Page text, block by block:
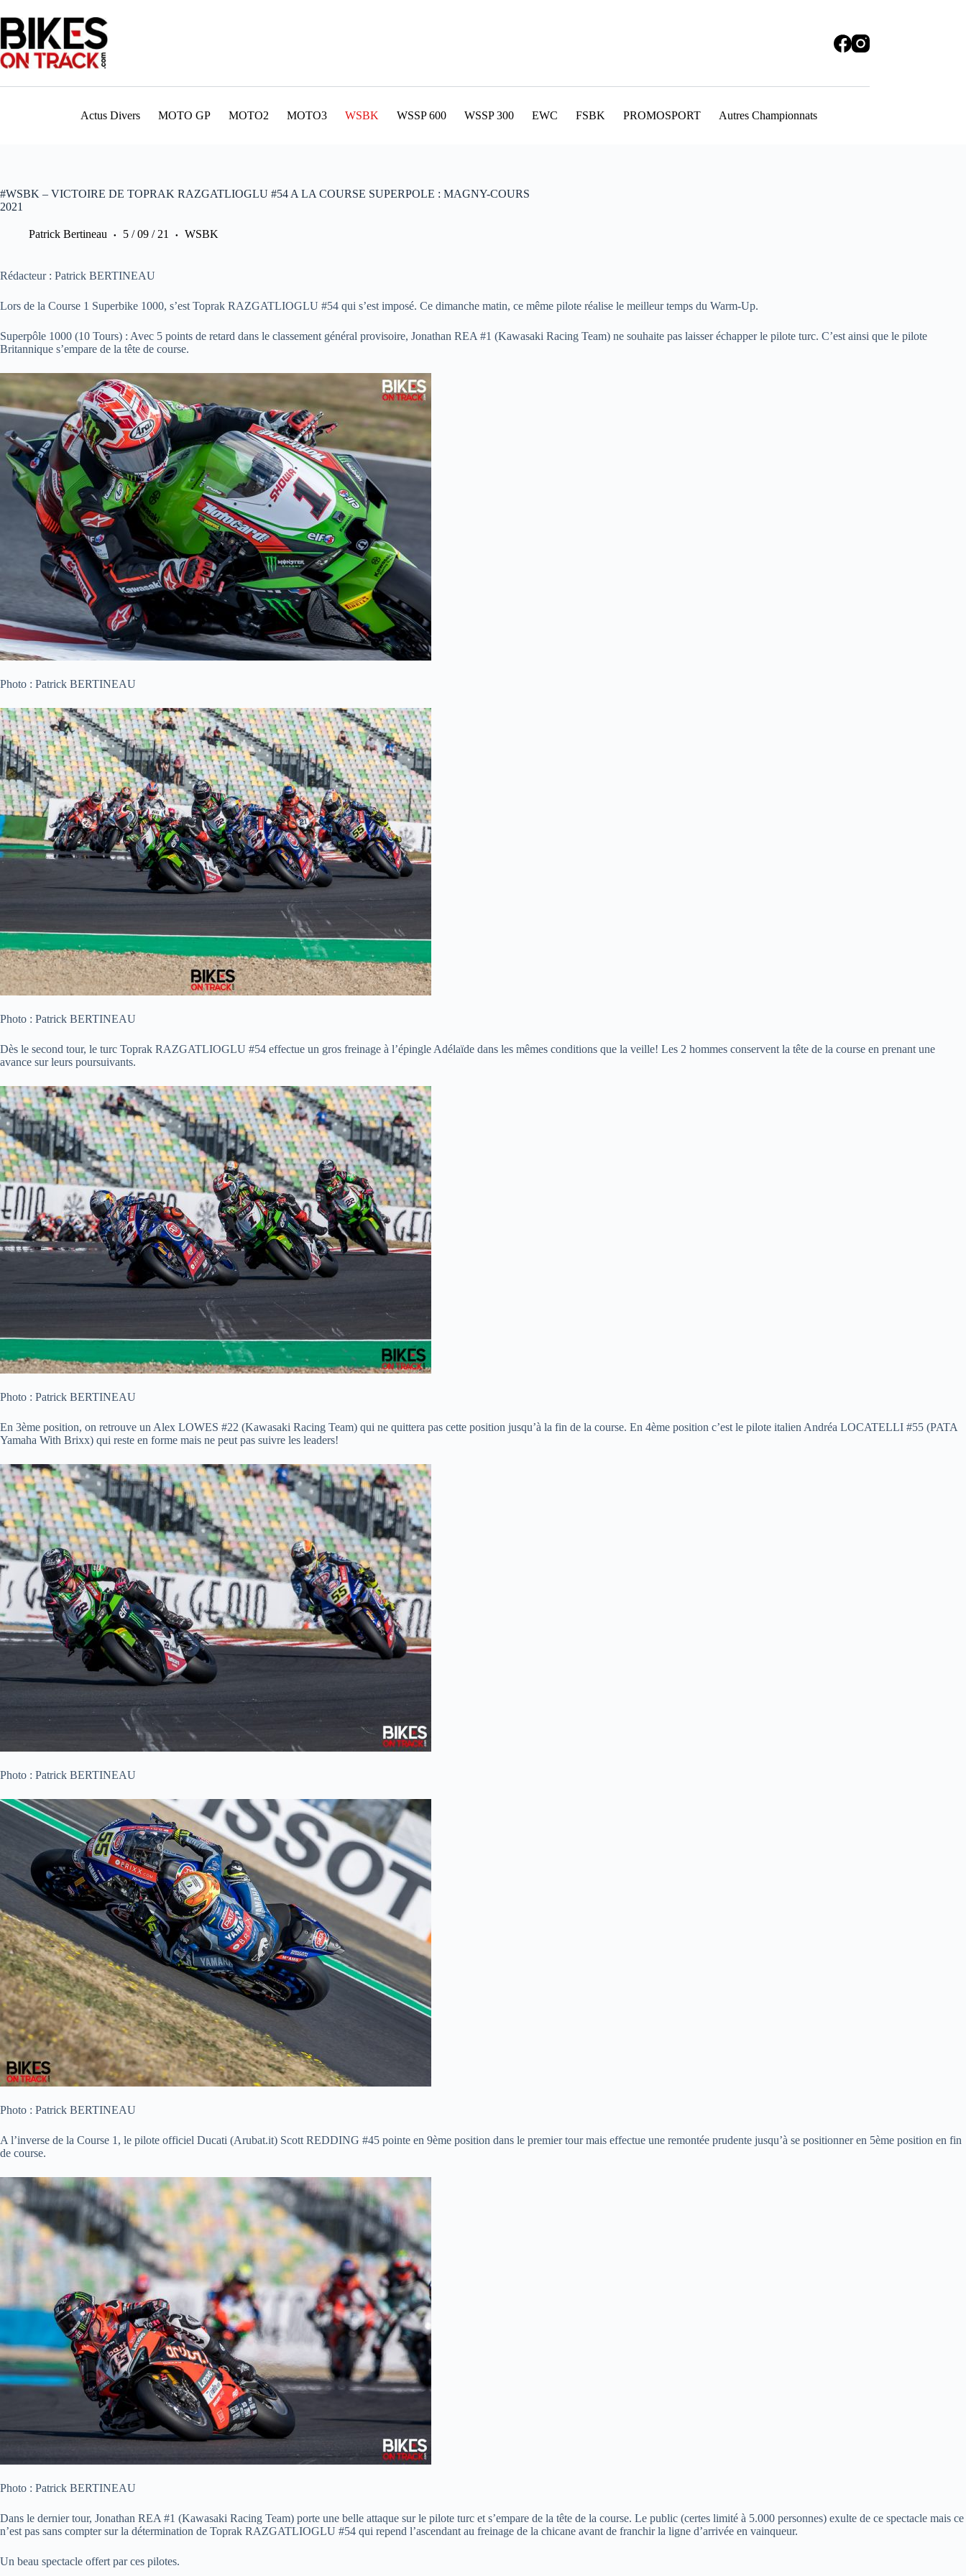
au
contenu
Actus Divers MOTO GP MOTO2 MOTO3 WSBK WSSP 600 WSSP 300 EWC FSBK PROMOSPORT Autres Championnats
#WSBK – VICTOIRE DE TOPRAK RAZGATLIOGLU #54 A LA COURSE SUPERPOLE : MAGNY-COURS
2021
Patrick Bertineau 5 / 09 / 21 WSBK
Rédacteur : Patrick BERTINEAU
Lors de la Course 1 Superbike 1000, s’est Toprak RAZGATLIOGLU #54 qui s’est imposé. Ce dimanche matin, ce même pilote réalise le meilleur temps du Warm-Up.
Superpôle 1000 (10 Tours) : Avec 5 points de retard dans le classement général provisoire, Jonathan REA #1 (Kawasaki Racing Team) ne souhaite pas laisser échapper le pilote turc. C’est ainsi que le pilote
Britannique s’empare de la tête de course.
Photo : Patrick BERTINEAU
Photo : Patrick BERTINEAU
Dès le second tour, le turc Toprak RAZGATLIOGLU #54 effectue un gros freinage à l’épingle Adélaïde dans les mêmes conditions que la veille! Les 2 hommes conservent la tête de la course en prenant une
avance sur leurs poursuivants.
Photo : Patrick BERTINEAU
En 3ème position, on retrouve un Alex LOWES #22 (Kawasaki Racing Team) qui ne quittera pas cette position jusqu’à la fin de la course. En 4ème position c’est le pilote italien Andréa LOCATELLI #55 (PATA
Yamaha With Brixx) qui reste en forme mais ne peut pas suivre les leaders!
Photo : Patrick BERTINEAU
Photo : Patrick BERTINEAU
A l’inverse de la Course 1, le pilote officiel Ducati (Arubat.it) Scott REDDING #45 pointe en 9ème position dans le premier tour mais effectue une remontée prudente jusqu’à se positionner en 5ème position en fin
de course.
Photo : Patrick BERTINEAU
Dans le dernier tour, Jonathan REA #1 (Kawasaki Racing Team) porte une belle attaque sur le pilote turc et s’empare de la tête de la course. Le public (certes limité à 5.000 personnes) exulte de ce spectacle mais ce
n’est pas sans compter sur la détermination de Toprak RAZGATLIOGLU #54 qui repend l’ascendant au freinage de la chicane avant de franchir la ligne d’arrivée en vainqueur.
Un beau spectacle offert par ces pilotes.